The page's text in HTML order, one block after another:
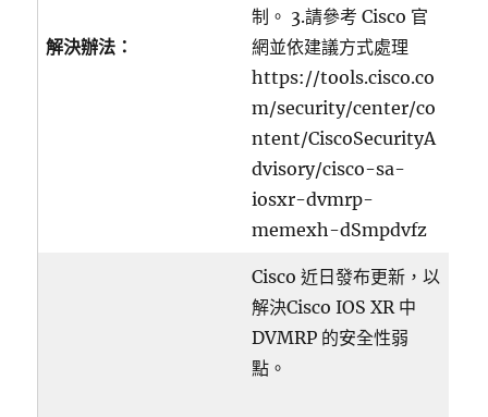
解決辦法：
制。 3.請參考 Cisco 官
網並依建議方式處理
https://tools.cisco.co
m/security/center/co
ntent/CiscoSecurityA
dvisory/cisco-sa-
iosxr-dvmrp-
memexh-dSmpdvfz
Cisco 近日發布更新，以
解決Cisco IOS XR 中
DVMRP 的安全性弱
點。